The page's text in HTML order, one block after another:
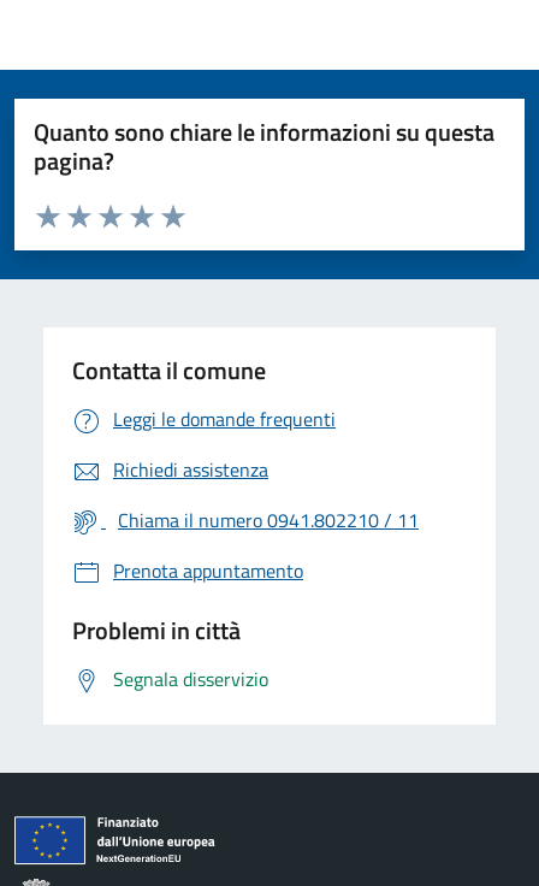
Quanto sono chiare le informazioni su questa
pagina?
Valuta da 1 a 5 stelle la pagina
Valuta 5 stelle su 5
Valuta 4 stelle su 5
Valuta 3 stelle su 5
Valuta 2 stelle su 5
Valuta 1 stelle su 5
Contatta il comune
Leggi le domande frequenti
Richiedi assistenza
Chiama il numero 0941.802210 / 11
Prenota appuntamento
Problemi in città
Segnala disservizio